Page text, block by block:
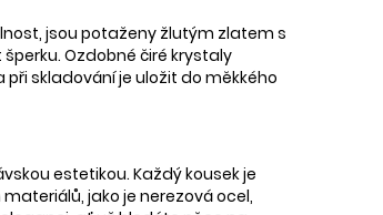
jsou potaženy žlutým zlatem s
Ozdobné čiré krystaly
skladování je uložit do měkkého
estetikou. Každý kousek je
jako je nerezová ocel,